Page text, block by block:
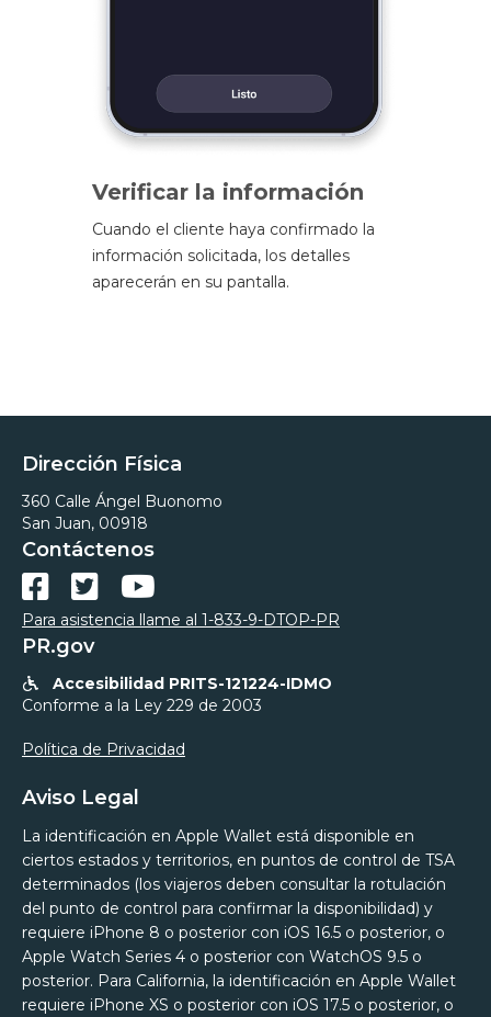
Verificar la información
Cuando el cliente haya confirmado la
información solicitada, los detalles
aparecerán en su pantalla.
Dirección Física
360 Calle Ángel Buonomo
San Juan, 00918
Contáctenos
  
Para asistencia llame al 1-833-9-DTOP-PR
PR.gov

Accesibilidad PRITS-121224-IDMO
Conforme a la Ley 229 de 2003
Política de Privacidad
Aviso Legal
La identificación en Apple Wallet está disponible en
ciertos estados y territorios, en puntos de control de TSA
determinados (los viajeros deben consultar la rotulación
del punto de control para confirmar la disponibilidad) y
requiere iPhone 8 o posterior con iOS 16.5 o posterior, o
Apple Watch Series 4 o posterior con WatchOS 9.5 o
posterior. Para California, la identificación en Apple Wallet
requiere iPhone XS o posterior con iOS 17.5 o posterior, o